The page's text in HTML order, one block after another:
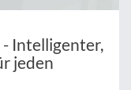
- Intelligenter,
jeden